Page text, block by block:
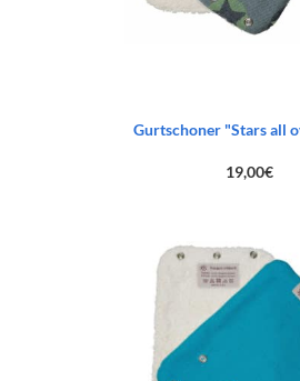
Gurtschoner "Stars all
19,00€